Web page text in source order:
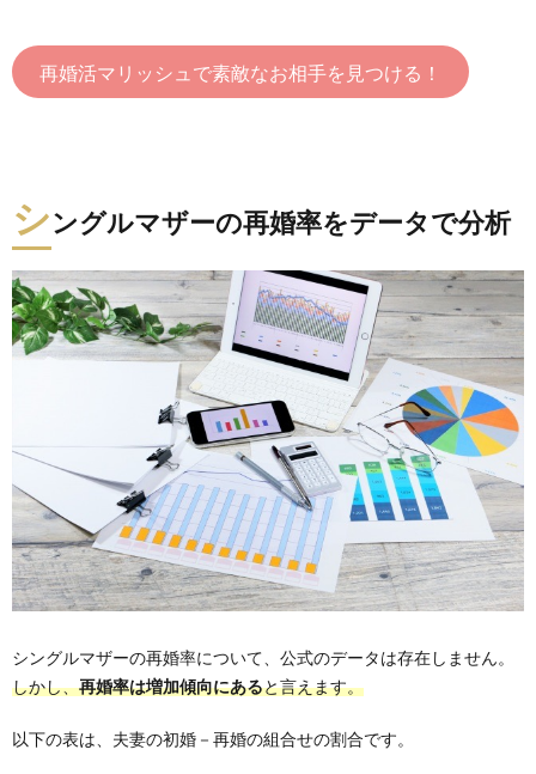
再婚活マリッシュで素敵なお相手を見つける！
シングルマザーの再婚率をデータで分析
シングルマザーの再婚率について、公式のデータは存在しません。
しかし、再婚率は増加傾向にあると言えます。
以下の表は、夫妻の初婚－再婚の組合せの割合です。